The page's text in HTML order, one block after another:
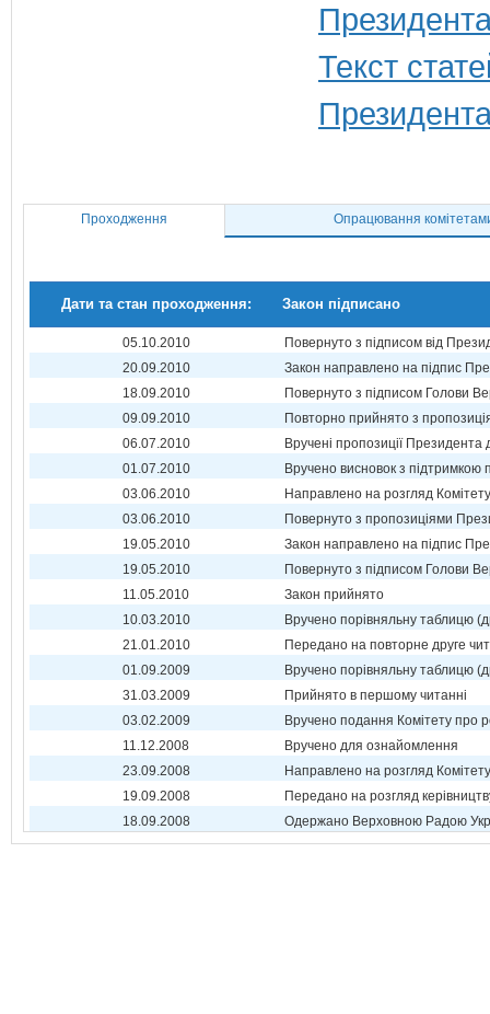
Текст
Проходження Опрацювання
Дати та стан проходження: Закон підписано
05.10.2010
Повернуто з підписом від
20.09.2010
Закон направлено на підпис
18.09.2010
Повернуто з підписом Голови
09.09.2010
Повторно прийнято з
06.07.2010
Вручені пропозиції Президента
01.07.2010
Вручено висновок з
03.06.2010
Направлено на розгляд Комітету
03.06.2010
Повернуто з пропозиціями
19.05.2010
Закон направлено на підпис
19.05.2010
Повернуто з підписом Голови
11.05.2010
Закон прийнято
10.03.2010
Вручено порівняльну таблицю
21.01.2010
Передано на повторне друге
01.09.2009
Вручено порівняльну таблицю
31.03.2009
Прийнято в першому читанні
03.02.2009
Вручено подання Комітету про
11.12.2008
Вручено для ознайомлення
23.09.2008
Направлено на розгляд Комітету
19.09.2008
Передано на розгляд
18.09.2008
Одержано Верховною Радою